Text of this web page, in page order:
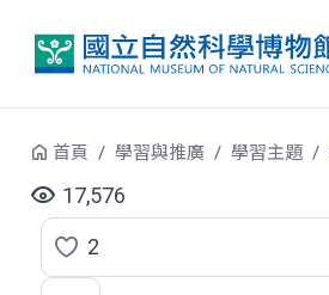
首頁 學習與推廣 學習主題
17,576
點
2